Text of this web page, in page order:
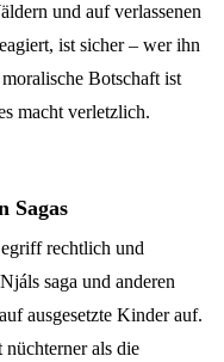
und auf verlassenen
ist sicher – wer ihn
Botschaft ist
macht verletzlich.
Sagas
rechtlich und
saga und anderen
ausgesetzte Kinder auf.
als die